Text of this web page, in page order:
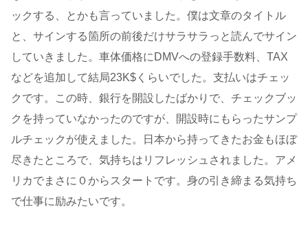
ックする、とかも言っていました。僕は文章のタイトル
と、サインする箇所の前後だけサラサラっと読んでサイン
していきました。車体価格にDMVへの登録手数料、TAX
などを追加して結局23K$くらいでした。支払いはチェッ
クです。この時、銀行を開設したばかりで、チェックブッ
クを持っていなかったのですが、開設時にもらったサンプ
ルチェックが使えました。日本から持ってきたお金もほぼ
尽きたところで、気持ちはリフレッシュされました。アメ
リカでまさに０からスタートです。身の引き締まる気持ち
で仕事に励みたいです。